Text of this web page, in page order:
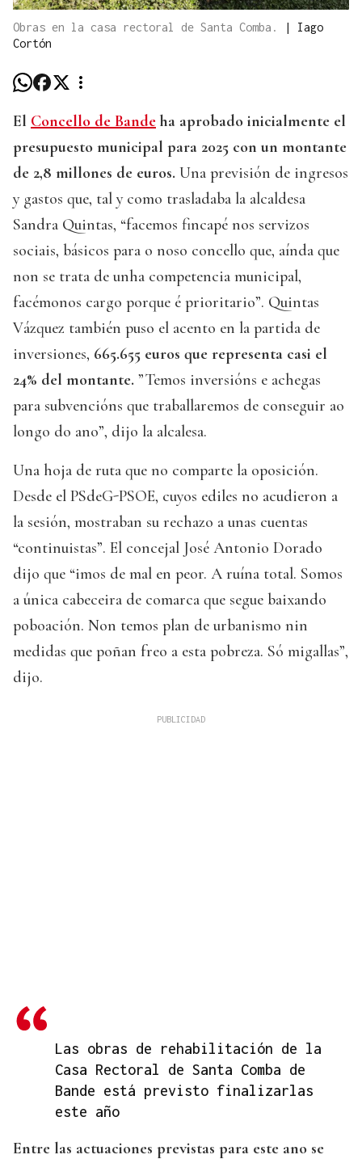
Obras en la casa rectoral de Santa Comba. | Iago
Cortón
El Concello de Bande ha aprobado inicialmente el
presupuesto municipal para 2025 con un montante
de 2,8 millones de euros. Una previsión de ingresos
y gastos que, tal y como trasladaba la alcaldesa
Sandra Quintas, “facemos fincapé nos servizos
sociais, básicos para o noso concello que, aínda que
non se trata de unha competencia municipal,
facémonos cargo porque é prioritario”. Quintas
Vázquez también puso el acento en la partida de
inversiones, 665.655 euros que representa casi el
24% del montante. ”Temos inversións e achegas
para subvencións que traballaremos de conseguir ao
longo do ano”, dijo la alcalesa.
Una hoja de ruta que no comparte la oposición.
Desde el PSdeG-PSOE, cuyos ediles no acudieron a
la sesión, mostraban su rechazo a unas cuentas
“continuistas”. El concejal José Antonio Dorado
dijo que “imos de mal en peor. A ruína total. Somos
a única cabeceira de comarca que segue baixando
poboación. Non temos plan de urbanismo nin
medidas que poñan freo a esta pobreza. Só migallas”,
dijo.
Las obras de rehabilitación de la
Casa Rectoral de Santa Comba de
Bande está previsto finalizarlas
este año
Entre las actuaciones previstas para este ano se